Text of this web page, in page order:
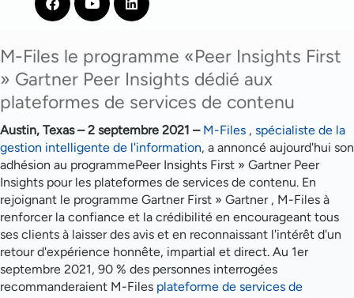
M-Files le programme «Peer Insights First
» Gartner Peer Insights dédié aux
plateformes de services de contenu
Austin, Texas – 2 septembre 2021 – M-Files , spécialiste de la
gestion intelligente de l'information, a annoncé aujourd'hui son
adhésion au programmePeer Insights First » Gartner Peer
Insights pour les plateformes de services de contenu. En
rejoignant le programme Gartner First » Gartner , M-Files à
renforcer la confiance et la crédibilité en encourageant tous
ses clients à laisser des avis et en reconnaissant l'intérêt d'un
retour d'expérience honnête, impartial et direct. Au 1er
septembre 2021, 90 % des personnes interrogées
recommanderaient M-Files plateforme de services de